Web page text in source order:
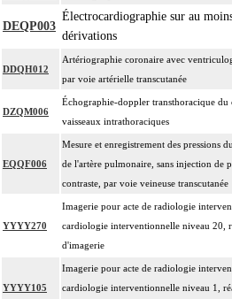
DEQP003
Électrocardiographie sur au
dérivations
DDQH012
Artériographie coronaire avec
par voie artérielle transcutanée
DZQM006
Échographie-doppler transthoracique du
vaisseaux intrathoraciques
EQQF006
Mesure et enregistrement des pressions
de l'artère pulmonaire, sans injection de
contraste, par voie veineuse transcutanée
YYYY270
Imagerie pour acte de radiologie
cardiologie interventionnelle niveau 20,
d'imagerie
YYYY105
Imagerie pour acte de radiologie
cardiologie interventionnelle niveau 1,